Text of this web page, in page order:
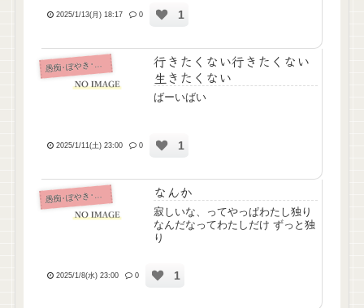
なさんのこと考えたら安易に弱音
2025/1/13(月) 18:17 0 1
愚 痴･ぼやき･病み記事
行きたくない行きたくない
生きたくない
ばーいばい
2025/1/11(土) 23:00 0 1
愚 痴･ぼやき･病み記事 なんか
寂しいな、ってやっぱわたし独り
なんだなってわたしだけ ずっと独
り
2025/1/8(水) 23:00 0 1